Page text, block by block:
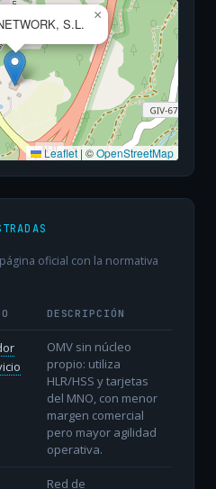
S.L.
×
Leaflet|©OpenStreetMap
oficial con la normativa
DESCRIPCIÓN
OMV sin núcleo
propio: utiliza
HLR/HSS y tarjetas
del MNO, con menor
margen comercial
pero mayor agilidad
operativa.
Red de